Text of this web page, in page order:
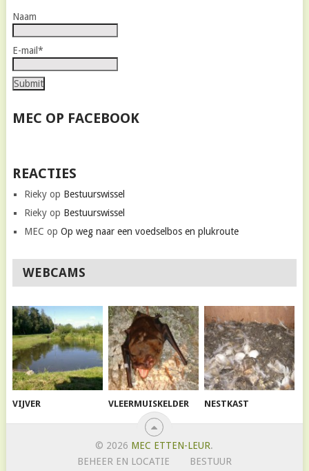
Naam
E-mail*
MEC OP FACEBOOK
REACTIES
Riekyop Bestuurswissel
Riekyop Bestuurswissel
MEC op Op weg naar een voedselbos en plukroute
WEBCAMS
VIJVER VLEERMUISKELDER NESTKAST
© 2026 MEC ETTEN-LEUR.
BEHEER EN LOCATIE
BESTUUR